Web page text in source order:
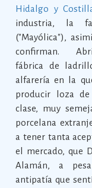
Hidalgo y
industria, la
("Mayólica"),
confirman.
fábrica de
alfarería en la
producir loza
clase, muy
porcelana
a tener tanta
el mercado, que
Alamán, a
antipatía que